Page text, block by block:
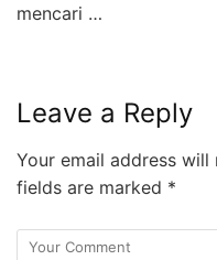
mencari …
Leave a Reply
Your email address will
fields are marked *